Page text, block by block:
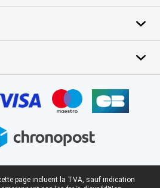
page incluent la TVA, sauf indication